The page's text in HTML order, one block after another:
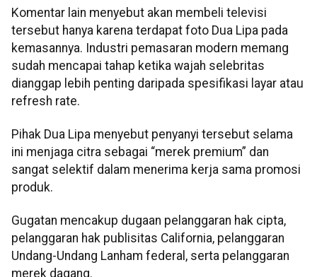
Komentar lain menyebut akan membeli televisi
tersebut hanya karena terdapat foto Dua Lipa pada
kemasannya. Industri pemasaran modern memang
sudah mencapai tahap ketika wajah selebritas
dianggap lebih penting daripada spesifikasi layar atau
refresh rate.
Pihak Dua Lipa menyebut penyanyi tersebut selama
ini menjaga citra sebagai “merek premium” dan
sangat selektif dalam menerima kerja sama promosi
produk.
Gugatan mencakup dugaan pelanggaran hak cipta,
pelanggaran hak publisitas California, pelanggaran
Undang-Undang Lanham federal, serta pelanggaran
merek dagang.